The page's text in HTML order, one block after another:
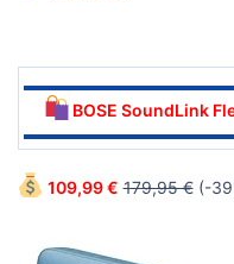
BOSE SoundLink
109,99 € 179,95 €(-